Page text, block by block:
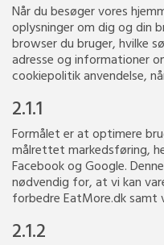
Når du besøger vores
oplysninger om dig og din
browser du bruger, hvilke
adresse og informationer
cookiepolitik anvendelse,
2.1.1
Formålet er at optimere
målrettet markedsføring,
Facebook og Google.
nødvendig for, at vi kan
forbedre EatMore.dk samt
2.1.2